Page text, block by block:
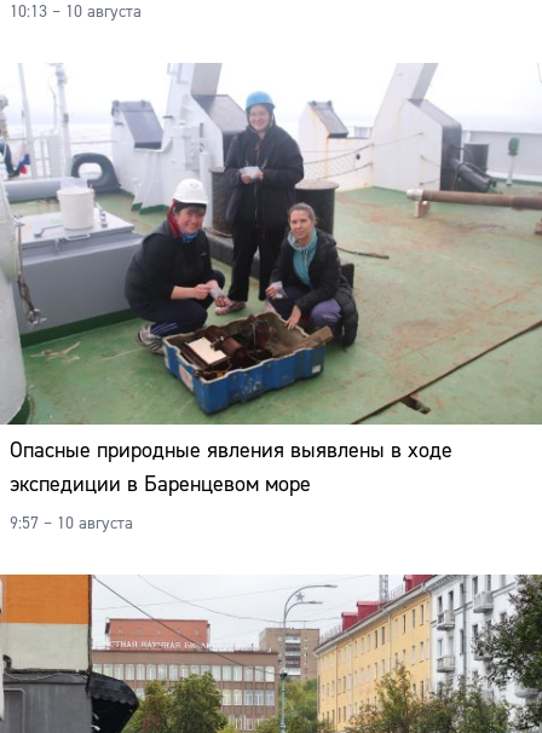
10:13 – 10 августа
Опасные природные явления выявлены в ходе
экспедиции в Баренцевом море
9:57 – 10 августа